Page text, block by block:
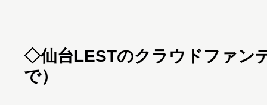
◇仙台LESTのクラウドファン
で）